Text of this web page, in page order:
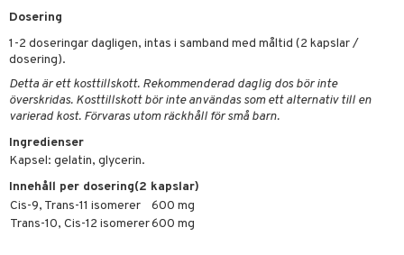
Dosering
1-2 doseringar dagligen, intas i samband med måltid (2 kapslar /
dosering).
Detta är ett kosttillskott. Rekommenderad daglig dos bör inte
överskridas. Kosttillskott bör inte användas som ett alternativ till en
varierad kost. Förvaras utom räckhåll för små barn.
Ingredienser
Kapsel: gelatin, glycerin.
Innehåll per dosering(2 kapslar)
Cis-9, Trans-11 isomerer
600 mg
Trans-10, Cis-12 isomerer600 mg